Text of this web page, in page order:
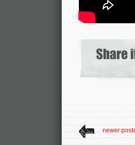
newer